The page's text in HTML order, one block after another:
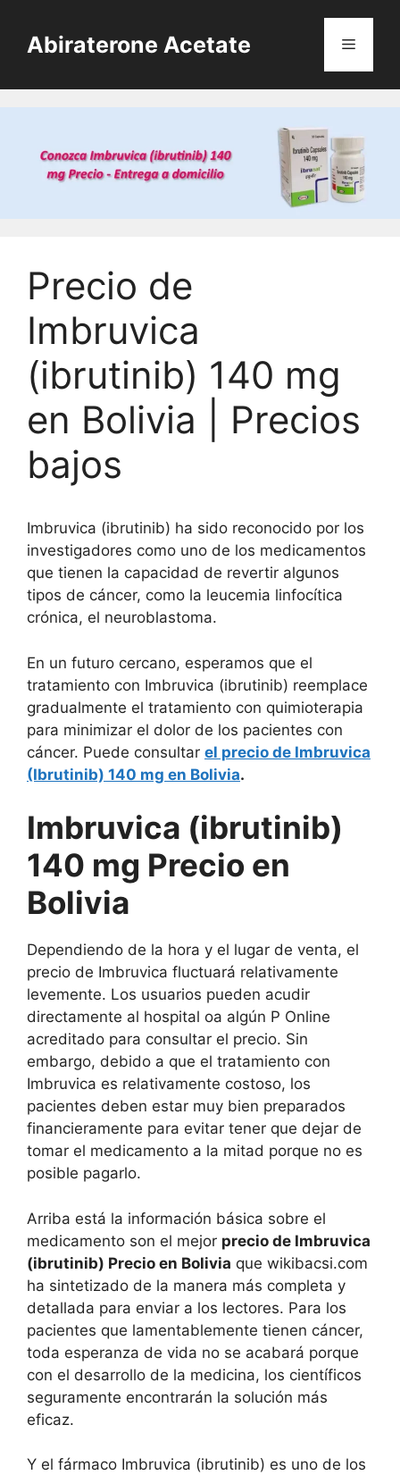
contentAbiraterone Acetate Menu
Precio de
Imbruvica
(ibrutinib) 140 mg
en Bolivia | Precios
bajos
Imbruvica (ibrutinib) ha sido reconocido por los
investigadores como uno de los medicamentos
que tienen la capacidad de revertir algunos
tipos de cáncer, como la leucemia linfocítica
crónica, el neuroblastoma.
En un futuro cercano, esperamos que el
tratamiento con Imbruvica (ibrutinib) reemplace
gradualmente el tratamiento con quimioterapia
para minimizar el dolor de los pacientes con
cáncer. Puede consultar el precio de Imbruvica
(Ibrutinib) 140 mg en Bolivia.
Imbruvica (ibrutinib)
140 mg Precio en
Bolivia
Dependiendo de la hora y el lugar de venta, el
precio de Imbruvica fluctuará relativamente
levemente. Los usuarios pueden acudir
directamente al hospital oa algún P Online
acreditado para consultar el precio. Sin
embargo, debido a que el tratamiento con
Imbruvica es relativamente costoso, los
pacientes deben estar muy bien preparados
financieramente para evitar tener que dejar de
tomar el medicamento a la mitad porque no es
posible pagarlo.
Arriba está la información básica sobre el
medicamento son el mejor precio de Imbruvica
(ibrutinib) Precio en Bolivia que wikibacsi.com
ha sintetizado de la manera más completa y
detallada para enviar a los lectores. Para los
pacientes que lamentablemente tienen cáncer,
toda esperanza de vida no se acabará porque
con el desarrollo de la medicina, los científicos
seguramente encontrarán la solución más
eficaz.
Y el fármaco Imbruvica (ibrutinib) es uno de los